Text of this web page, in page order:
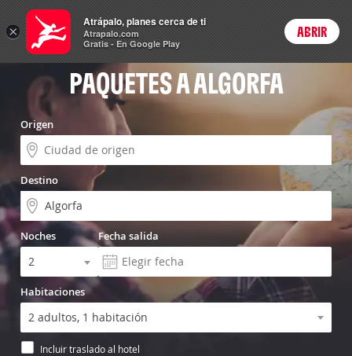
Vuelo+Hotel Login
PAQUETES A ALGORFA
Origen
Destino
Noches Fecha salida
Habitaciones
Incluir traslado al hotel
×
Atrápalo, planes cerca de ti
Atrapalo.com
Gratis - En Google Play
ABRIR